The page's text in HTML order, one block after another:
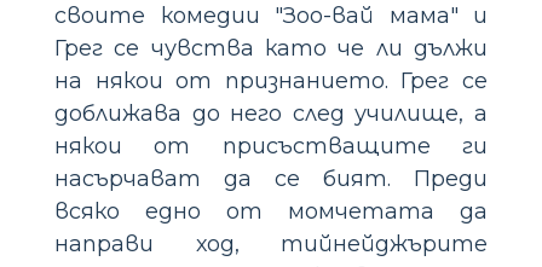
своите комедии "Зоо-вай мама" и
Грег се чувства като че ли дължи
на някои от признанието. Грег се
доближава до него след училище, а
някои от присъстващите ги
насърчават да се бият. Преди
всяко едно от момчетата да
направи ход, тийнейджърите